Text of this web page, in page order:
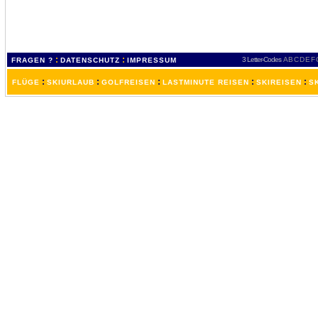
FRAGEN ? : DATENSCHUTZ : IMPRESSUM 3 Letter-Codes ABCDEF
FLÜGE : SKIURLAUB : GOLFREISEN : LASTMINUTE REISEN : SKIREISEN :